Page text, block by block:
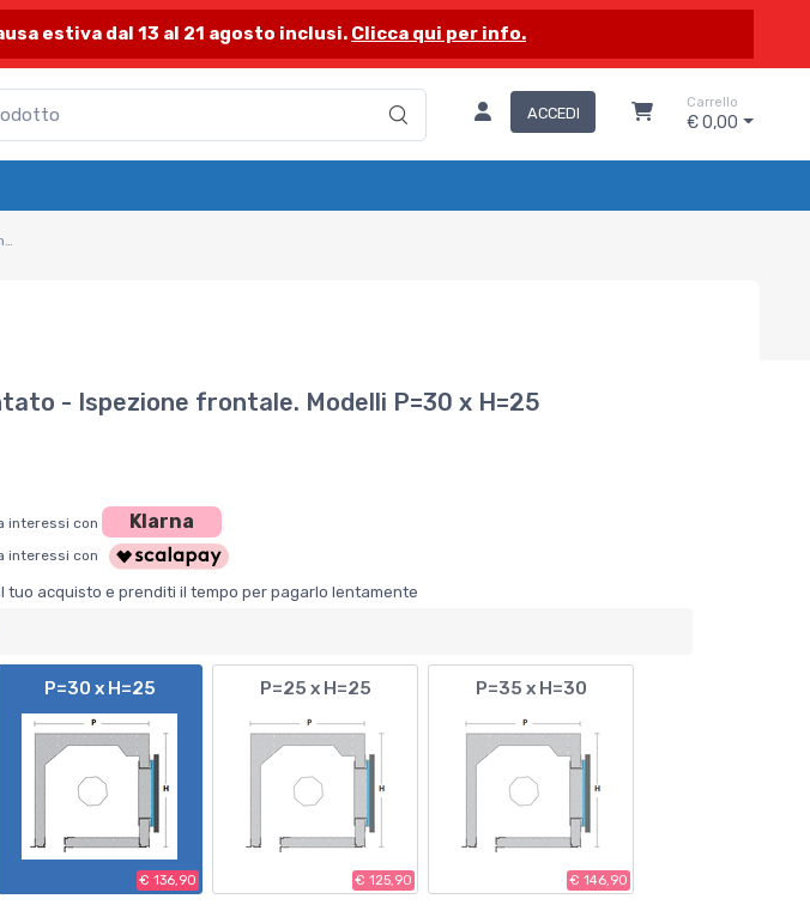
estiva dal 13 al 21 agosto inclusi. Clicca qui per info.
ACCEDI
Carrello
€ 0,00
Cassonetto coibentato - Ispezione frontale. Modelli P=30 x H=25
- Ispezione frontale. Modelli P=30 x H=25
interessi con Klarna
interessi con
tuo acquisto e prenditi il tempo per pagarlo lentamente
P=30 x H=25
€ 136,90
P=25 x H=25
€ 125,90
P=35 x H=30
€ 146,90